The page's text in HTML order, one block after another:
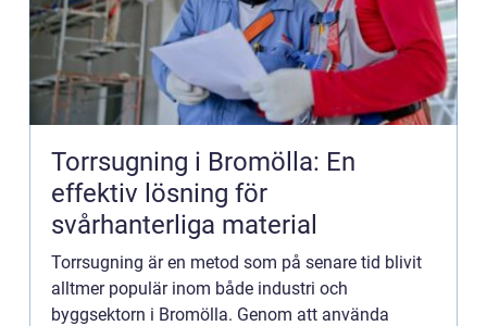
Torrsugning i Bromölla: En
effektiv lösning för
svårhanterliga material
Torrsugning är en metod som på senare tid blivit
alltmer populär inom både industri och
byggsektorn i Bromölla. Genom att använda